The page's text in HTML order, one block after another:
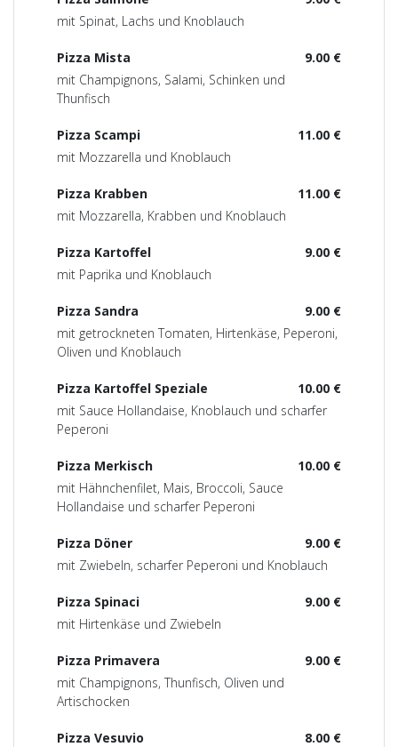
mit Spinat, Lachs und Knoblauch
9.00 €
Pizza Mista
mit Champignons, Salami, Schinken und
Thunfisch
11.00 €
Pizza Scampi
mit Mozzarella und Knoblauch
11.00 €
Pizza Krabben
mit Mozzarella, Krabben und Knoblauch
9.00 €
Pizza Kartoffel
mit Paprika und Knoblauch
9.00 €
Pizza Sandra
mit getrockneten Tomaten, Hirtenkäse, Peperoni,
Oliven und Knoblauch
10.00 €
Pizza Kartoffel Speziale
mit Sauce Hollandaise, Knoblauch und scharfer
Peperoni
10.00 €
Pizza Merkisch
mit Hähnchenfilet, Mais, Broccoli, Sauce
Hollandaise und scharfer Peperoni
9.00 €
Pizza Döner
mit Zwiebeln, scharfer Peperoni und Knoblauch
9.00 €
Pizza Spinaci
mit Hirtenkäse und Zwiebeln
9.00 €
Pizza Primavera
mit Champignons, Thunfisch, Oliven und
Artischocken
8.00 €
Pizza Vesuvio